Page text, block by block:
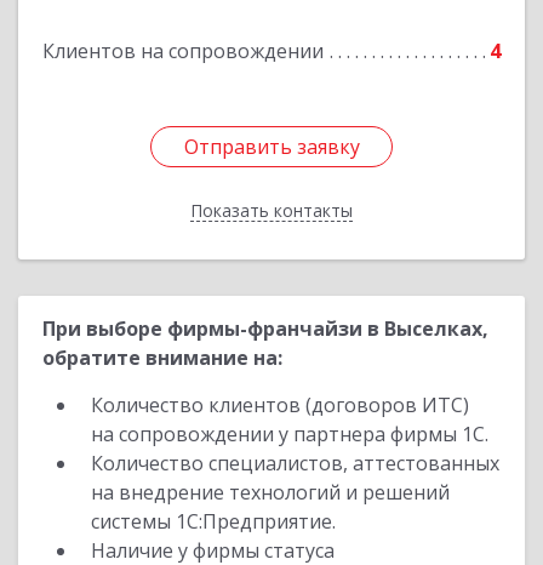
Клиентов на сопровождении 4
Отправить заявку
Показать контакты
Подробнее
Отправить заявку
Назад
При выборе фирмы-франчайзи в Выселках,
обратите внимание на:
Количество клиентов (договоров ИТС)
на сопровождении у партнера фирмы 1С.
Количество специалистов, аттестованных
на внедрение технологий и решений
системы 1С:Предприятие.
Наличие у фирмы статуса